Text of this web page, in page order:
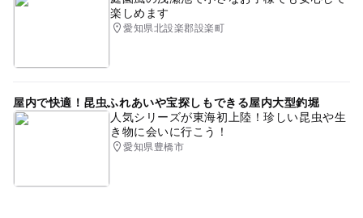
楽しめます
愛知県北設楽郡設楽町
屋内で快適！昆虫ふれあいや宝探しもできる屋内大型釣堀
人気シリーズが東海初上陸！珍しい昆虫や生
き物に会いに行こう！
愛知県豊橋市